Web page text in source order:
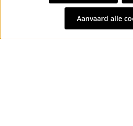
Alle prijzen incl. btw plus
bezorgkosten, indien niet
Aanvaard alle